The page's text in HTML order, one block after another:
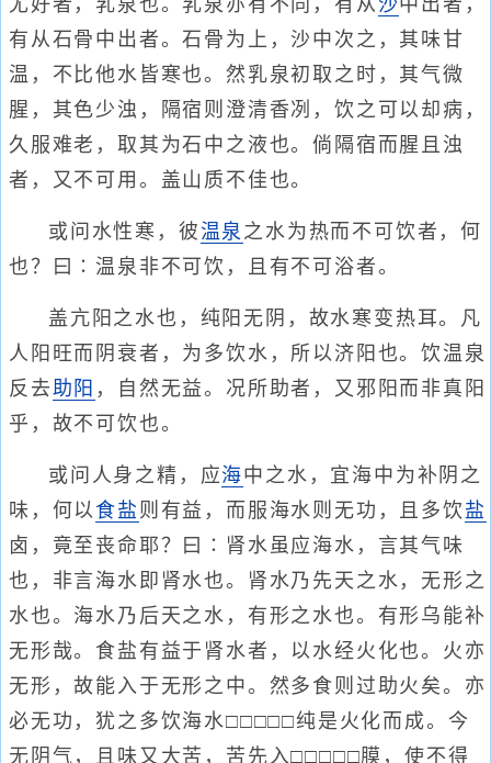
尤好者，乳泉也。乳泉亦有不同，有从 沙中出者，
有从石骨中出者。石骨为上，沙中次之，其味甘
温，不比他水皆寒也。然乳泉初取之时，其气微
腥，其色少浊，隔宿则澄清香冽，饮之可以却病，
久服难老，取其为石中之液也。倘隔宿而腥且浊
者，又不可用。盖山质不佳也。
或问水性寒，彼温泉 之水为热而不可饮者，何
也？曰∶温泉非不可饮，且有不可浴者。
盖亢阳之水也，纯阳无阴，故水寒变热耳。凡
人阳旺而阴衰者，为多饮水，所以济阳也。饮温泉
反去助阳 ，自然无益。况所助者，又邪阳而非真阳
乎，故不可饮也。
或问人身之精，应海中之水，宜海中为补阴之
味，何以 食盐 则有益，而服海水则无功，且多饮 盐
卤，竟至丧命耶？曰∶肾水虽应海水，言其气味
也，非言海水即肾水也。肾水乃先天之水，无形之
水也。海水乃后天之水，有形之水也。有形乌能补
无形哉。食盐有益于肾水者，以水经火化也。火亦
无形，故能入于无形之中。然多食则过助火矣。亦
必无功，犹之多饮海水□□□□□纯是火化而成。今
无阴气，且味又大苦，苦先入□□□□□膜，使不得